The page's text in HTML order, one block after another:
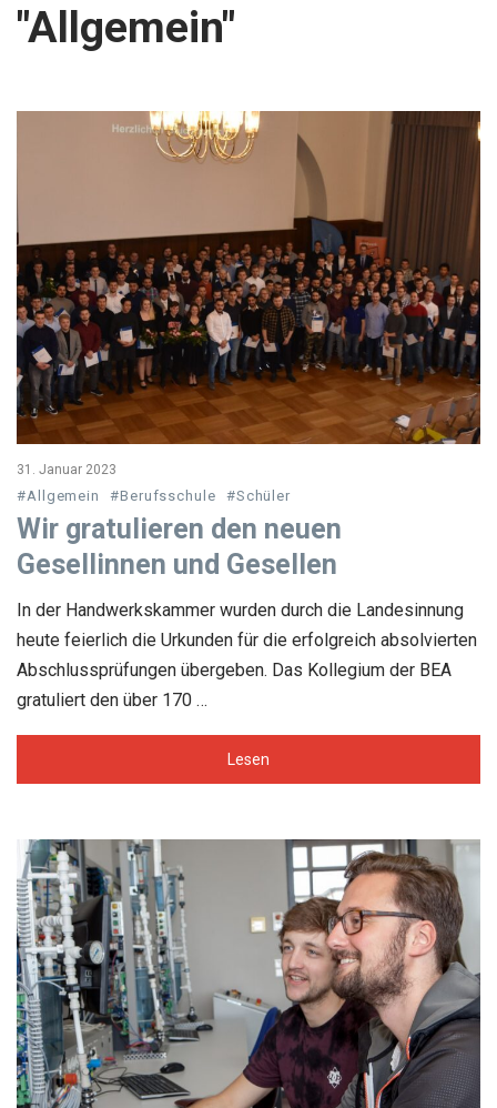
"Allgemein"
31. Januar 2023
#Allgemein #Berufsschule #Schüler
Wir gratulieren den neuen
Gesellinnen und Gesellen
In der Handwerkskammer wurden durch die Landesinnung
heute feierlich die Urkunden für die erfolgreich absolvierten
Abschlussprüfungen übergeben. Das Kollegium der BEA
gratuliert den über 170 …
Lesen